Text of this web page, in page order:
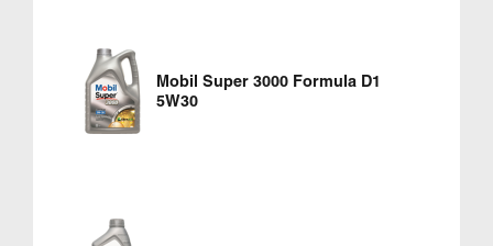
Mobil Super 3000 Formula D1
5W30